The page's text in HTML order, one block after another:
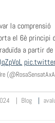
la comprensió
el 6è principi
a partir
Blog